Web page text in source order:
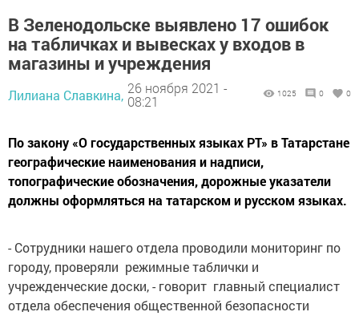
В Зеленодольске выявлено 17 ошибок
на табличках и вывесках у входов в
магазины и учреждения
Лилиана Славкина, 26 ноября 2021 -
08:21
1025 0 0
По закону «О государственных языках РТ» в Татарстане
географические наименования и надписи,
топографические обозначения, дорожные указатели
должны оформляться на татарском и русском языках.
- Сотрудники нашего отдела проводили мониторинг по
городу, проверяли режимные таблички и
учрежденческие доски, - говорит главный специалист
отдела обеспечения общественной безопасности